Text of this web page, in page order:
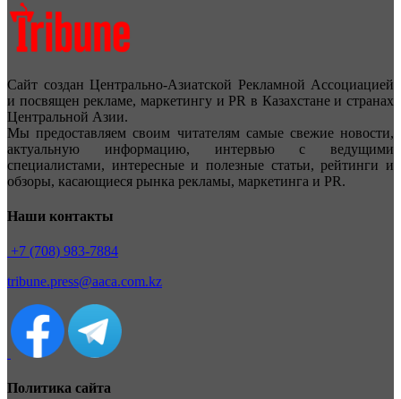
Сайт создан Центрально-Азиатской Рекламной Ассоциацией
и посвящен рекламе, маркетингу и PR в Казахстане и странах
Центральной Азии.
Мы предоставляем своим читателям самые свежие новости,
актуальную информацию, интервью с ведущими
специалистами, интересные и полезные статьи, рейтинги и
обзоры, касающиеся рынка рекламы, маркетинга и PR.
Наши контакты
+7 (708) 983-7884
tribune.press@aaca.com.kz
Политика сайта